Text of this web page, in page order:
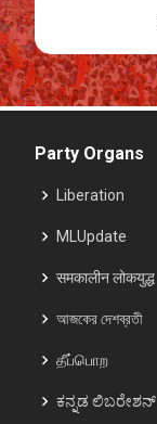
Party Organs
Liberation
MLUpdate
समकालीन लोकयुद्ध
আজকের দেশব্রতী
தீப்பொற
ಕನ್ನಡ ಲಿಬರೇಶನ್